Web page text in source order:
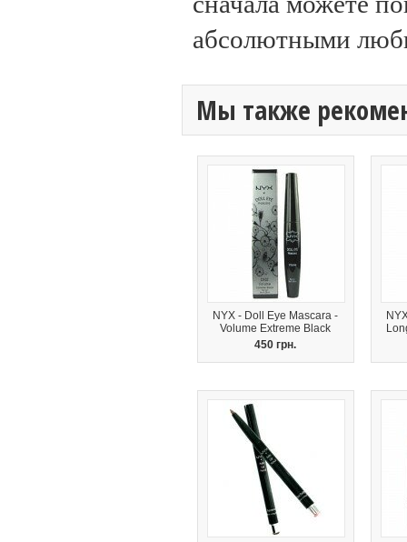
абсолютными
Мы также
NYX - Doll Eye Mascara -
Volume Extreme Black
450 грн.